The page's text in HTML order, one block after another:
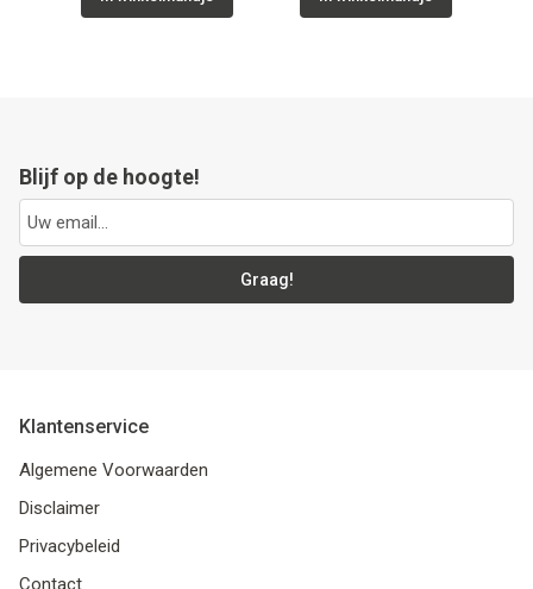
Blijf op de hoogte!
Graag!
Klantenservice
Algemene Voorwaarden
Disclaimer
Privacybeleid
Contact